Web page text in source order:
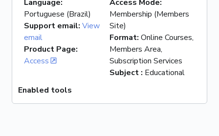
Language:
Portuguese (Brazil)
Support email: View
email
Product Page:
Access
Access Mode:
Membership (Members
Site)
Format: Online Courses,
Members Area,
Subscription Services
Subject : Educational
Enabled tools